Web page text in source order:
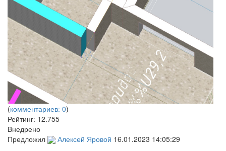
(комментариев: 0)
Рейтинг: 12.755
Внедрено
Предложил
Алексей Яровой 16.01.2023 14:05:29